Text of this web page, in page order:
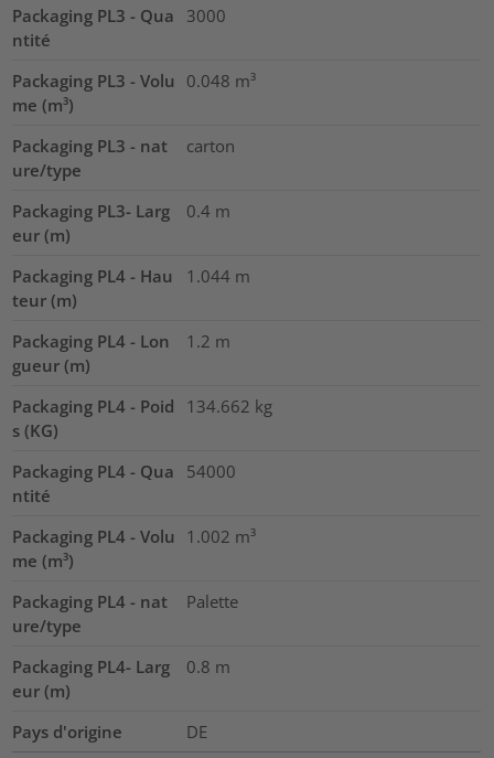
Packaging PL3 - Qua
ntité
3000
Packaging PL3 - Volu
me (m³)
0.048 m³
Packaging PL3 - nat
ure/type
carton
Packaging PL3- Larg
eur (m)
0.4 m
Packaging PL4 - Hau
teur (m)
1.044 m
Packaging PL4 - Lon
gueur (m)
1.2 m
Packaging PL4 - Poid
s (KG)
134.662 kg
Packaging PL4 - Qua
ntité
54000
Packaging PL4 - Volu
me (m³)
1.002 m³
Packaging PL4 - nat
ure/type
Palette
Packaging PL4- Larg
eur (m)
0.8 m
Pays d'origine DE